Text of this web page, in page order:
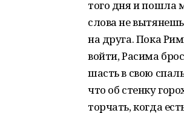
того дня и пошла
слова не
на друга. Пока
войти, Расима
шасть в свою
что об стенку
торчать, когда